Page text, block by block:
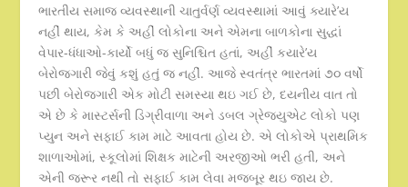
ભારતીય સમાજ વ્યવસ્થાની ચાતુર્વર્ણ વ્યવસ્થામાં આવું ક્યારે’ય
નહીં થાય, કેમ કે અહીં લોકોના અને એમના બાળકોના સુદ્ધાં
વેપાર-ધંધાઓ-કાર્યો બધું જ સુનિશ્ચિત હતાં, અહીં કયારે’ય
બેરોજગારી જેવું કશું હતું જ નહીં. આજે સ્વતંત્ર ભારતમાં ૭૦ વર્ષો
પછી બેરોજગારી એક મોટી સમસ્યા થઇ ગઈ છે, દયનીય વાત તો
એ છે કે માસ્ટર્સની ડિગ્રીવાળા અને ડબલ ગ્રેજ્યુએટ લોકો પણ
પ્યુન અને સફાઈ કામ માટે આવતા હોય છે. એ લોકોએ પ્રાથમિક
શાળાઓમાં, સ્કૂલોમાં શિક્ષક માટેની અરજીઓ ભરી હતી, અને
એની જરૂર નથી તો સફાઈ કામ લેવા મજબૂર થઇ જાય છે.